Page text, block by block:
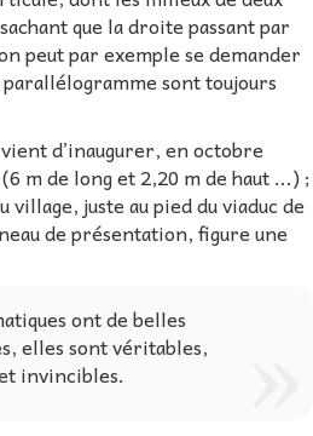
que la droite passant par
peut par exemple se demander
sont toujours
d’inaugurer, en octobre
m de long et 2,20 m de haut ...) ;
village, juste au pied du viaduc de
de présentation, figure une
ont de belles
elles sont véritables,
invincibles.